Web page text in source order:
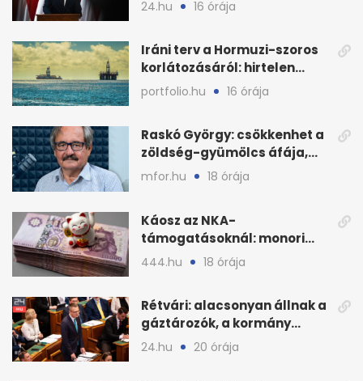
összeomlásáról
24.hu 16 órája
Iráni terv a Hormuzi-szoros
korlátozásáról: hirtelen
megugrott az olajár
portfolio.hu 16 órája
Raskó György: csökkenhet a
zöldség-gyümölcs áfája,
bajban a kukorica
mfor.hu 18 órája
Káosz az NKA-
támogatásoknál: monori
civilek elszámolásai és
444.hu 18 órája
Rétvári: alacsonyan állnak a
gáztározók, a kormány
válságról válságra jut
24.hu 20 órája